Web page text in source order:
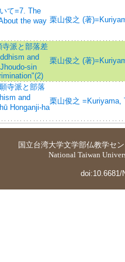
て=7. The
the way 栗山俊之 (著
派と部落差
and
sin
栗山俊之 (著
寺派と部落
and
Honganji-ha
栗山俊之 =Kuriyama,
国立台湾大学文学部仏教学セ
National Taiwan
doi:10.6681/